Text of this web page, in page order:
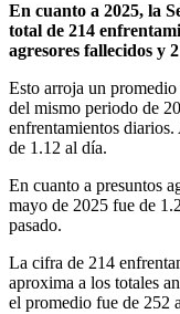
En cuanto a 2025, la
total de 214
agresores fallecidos y
Esto arroja un
del mismo periodo de
enfrentamientos
de 1.12 al día.
En cuanto a presuntos
mayo de 2025 fue de
pasado.
La cifra de 214
aproxima a los totales
el promedio fue de 252